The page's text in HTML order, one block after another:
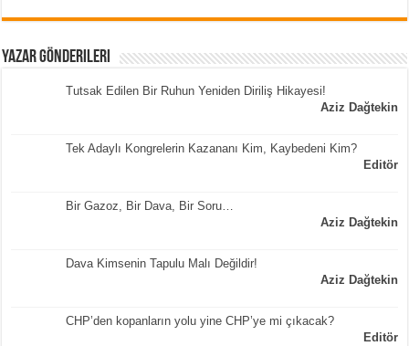
Yazar Gönderileri
Tutsak Edilen Bir Ruhun Yeniden Diriliş Hikayesi!
Aziz Dağtekin
Tek Adaylı Kongrelerin Kazananı Kim, Kaybedeni Kim?
Editör
Bir Gazoz, Bir Dava, Bir Soru…
Aziz Dağtekin
Dava Kimsenin Tapulu Malı Değildir!
Aziz Dağtekin
CHP’den kopanların yolu yine CHP’ye mi çıkacak?
Editör